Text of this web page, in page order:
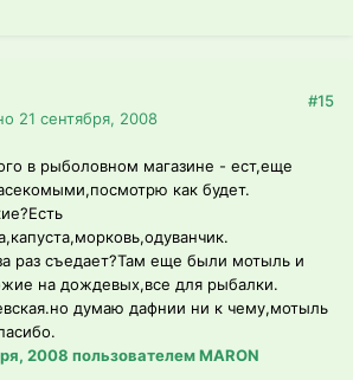
21 сентября, 2008
#15
в рыболовном магазине - ест,еще
как будет.
раз съедает?Там еще были мотыль и
на дождевых,все для рыбалки.
думаю дафнии ни к чему,мотыль
2008 пользователем MARON